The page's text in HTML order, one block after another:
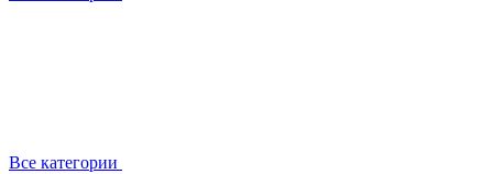
Все категории